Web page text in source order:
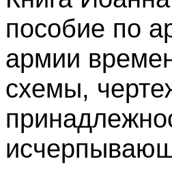
пособие по
армии
схемы,